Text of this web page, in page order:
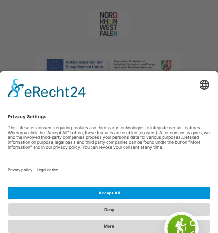
Imprint|Privacy policy|Declaration of accessibility
E: info@sauerland.com
Cookie-Einstellungen